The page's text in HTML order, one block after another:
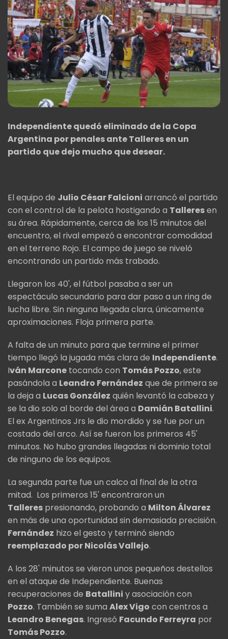
Independiente quedó eliminado de la Copa
Argentina por penales ante Talleres en un
partido que dejo mucho que desear.
El equipo de Julio César Falcioni arrancó el partido
con el control de la pelota hostigando a Talleresen
su área. Rápidamente, cerca de los 15 minutos del
encuentro, el rival empezó a encontrar comodidad
en el terreno Rojo. El campo de juego se niveló
encontrando un partido más trabado.
Llegaron los 40', el fútbol pasaba a ser un
espectáculo secundario para dar paso a un ring de
lucha libre. Sin ninguna llegada clara, únicamente
aproximaciones. Floja primera parte.
A falta de un minuto para que termine el primer
tiempo llegó la jugada más clara de Independiente.
Iván Marcone tocando con Tomás Pozzo, este
pasándola a Leandro Fernández que de primera se
la deja a Lucas González quién levantó la cabeza y
se la dio solo al borde del área a Damián Batallini.
El ex Argentinos Jrs le dio mordido y se fue por un
costado del arco. Así se fueron los primeros 45'
minutos. No hubo grandes llegadas ni dominio total
de ninguno de los equipos.
La segunda parte fue un calco al final de la otra
mitad. Los primeros 15' encontraron un
Talleres presionando, probando a Milton Álvarez
en más de una oportunidad sin demasiada precisión.
Fernández hizo el gesto y terminó siendo
reemplazado por Nicolás Vallejo.
A los 28' minutos se vieron unos pequeños destellos
en el ataque de Independiente. Buenas
recuperaciones de Batallini y asociación con
Pozzo. También se suma Alex Vigo con centros a
Leandro Benegas. Ingresó Facundo Ferreyra por
Tomás Pozzo.